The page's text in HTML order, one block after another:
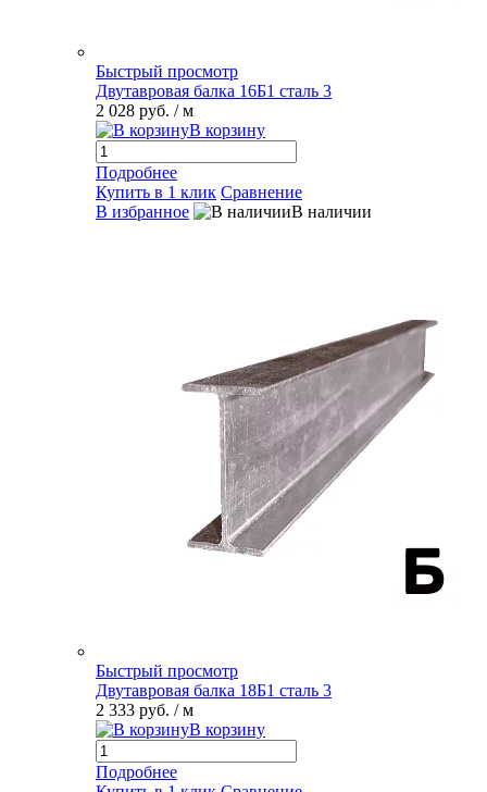
Быстрый просмотр
Двутавровая балка 16Б1 сталь 3
2 028 руб. / м
В корзину
Подробнее
Купить в 1 клик Сравнение
В избранное
В наличии
Быстрый просмотр
Двутавровая балка 18Б1 сталь 3
2 333 руб. / м
В корзину
Подробнее